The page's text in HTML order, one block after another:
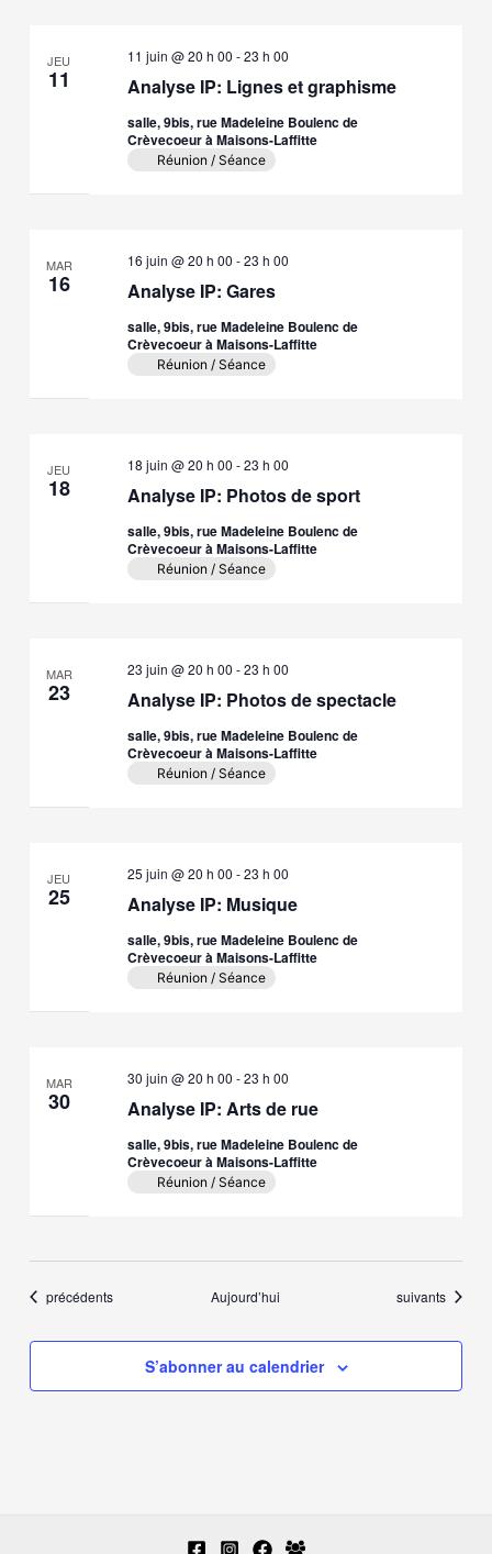
JEU
11 Analyse IP: Lignes et graphisme
11 juin @ 20 h 00 -23 h 00
salle, 9bis, rue Madeleine Boulenc de
Crèvecoeur à Maisons-Laffitte
Réunion / Séance
MAR
16 Analyse IP: Gares
16 juin @ 20 h 00 -23 h 00
salle, 9bis, rue Madeleine Boulenc de
Crèvecoeur à Maisons-Laffitte
Réunion / Séance
JEU
18 Analyse IP: Photos de sport
18 juin @ 20 h 00 -23 h 00
salle, 9bis, rue Madeleine Boulenc de
Crèvecoeur à Maisons-Laffitte
Réunion / Séance
MAR
23 Analyse IP: Photos de spectacle
23 juin @ 20 h 00 -23 h 00
salle, 9bis, rue Madeleine Boulenc de
Crèvecoeur à Maisons-Laffitte
Réunion / Séance
JEU
25 Analyse IP: Musique
25 juin @ 20 h 00 -23 h 00
salle, 9bis, rue Madeleine Boulenc de
Crèvecoeur à Maisons-Laffitte
Réunion / Séance
MAR
30 Analyse IP: Arts de rue
30 juin @ 20 h 00 -23 h 00
salle, 9bis, rue Madeleine Boulenc de
Crèvecoeur à Maisons-Laffitte
Réunion / Séance
Évènements
précédents Aujourd’hui Évènements
suivants
S’abonner au calendrier